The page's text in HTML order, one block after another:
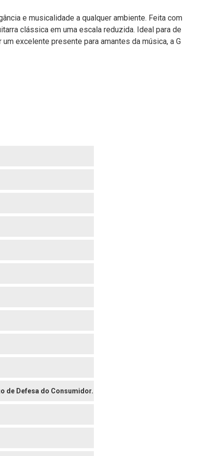
e musicalidade a qualquer ambiente. Feita com
clássica em uma escala reduzida. Ideal para de
excelente presente para amantes da música, a G
de Defesa do Consumidor.